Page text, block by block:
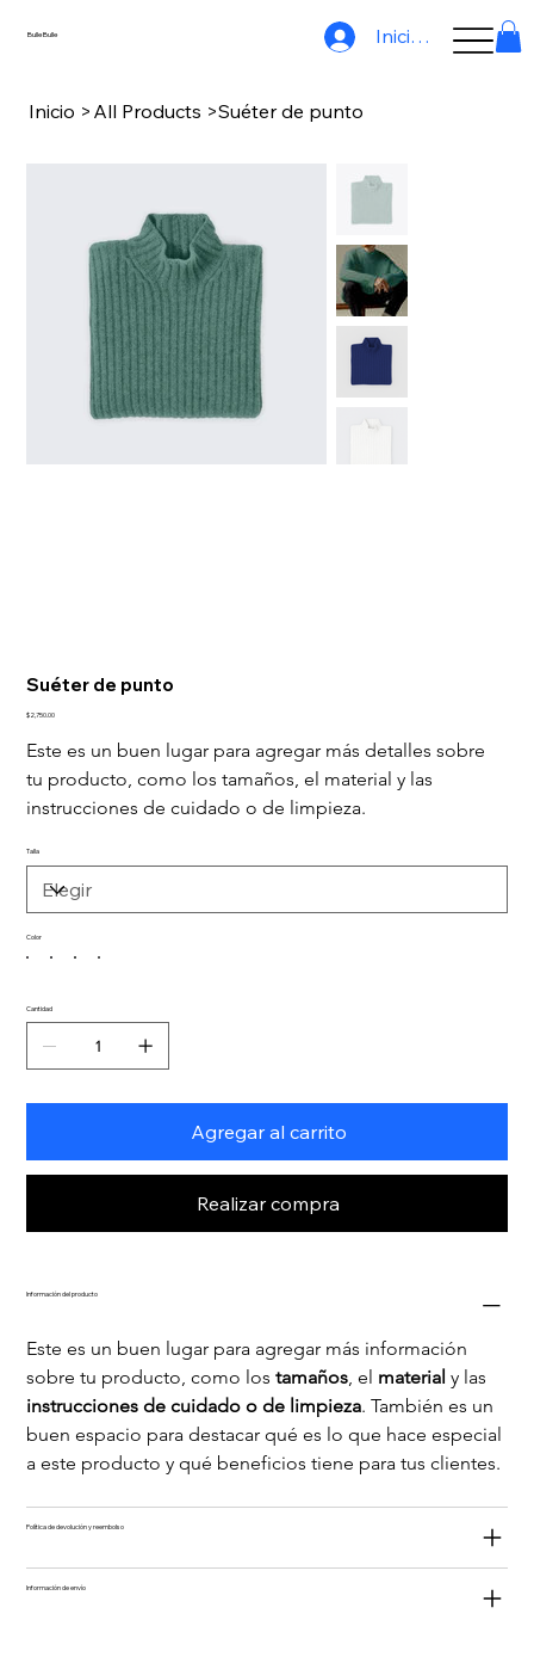
BulleBulle Iniciar sesión
Inicio > All Products >Suéter de punto
Suéter de punto
Precio
$2,750.00
Este es un buen lugar para agregar más detalles sobre
tu producto, como los tamaños, el material y las
instrucciones de cuidado o de limpieza.
Talla
Color
Cantidad
Agregar al carrito
Realizar compra
Información del producto
Este es un buen lugar para agregar más información
sobre tu producto, como los tamaños, el material y las
instrucciones de cuidado o de limpieza. También es un
buen espacio para destacar qué es lo que hace especial
a este producto y qué beneficios tiene para tus clientes.
Política de devolución y reembolso
Información de envío